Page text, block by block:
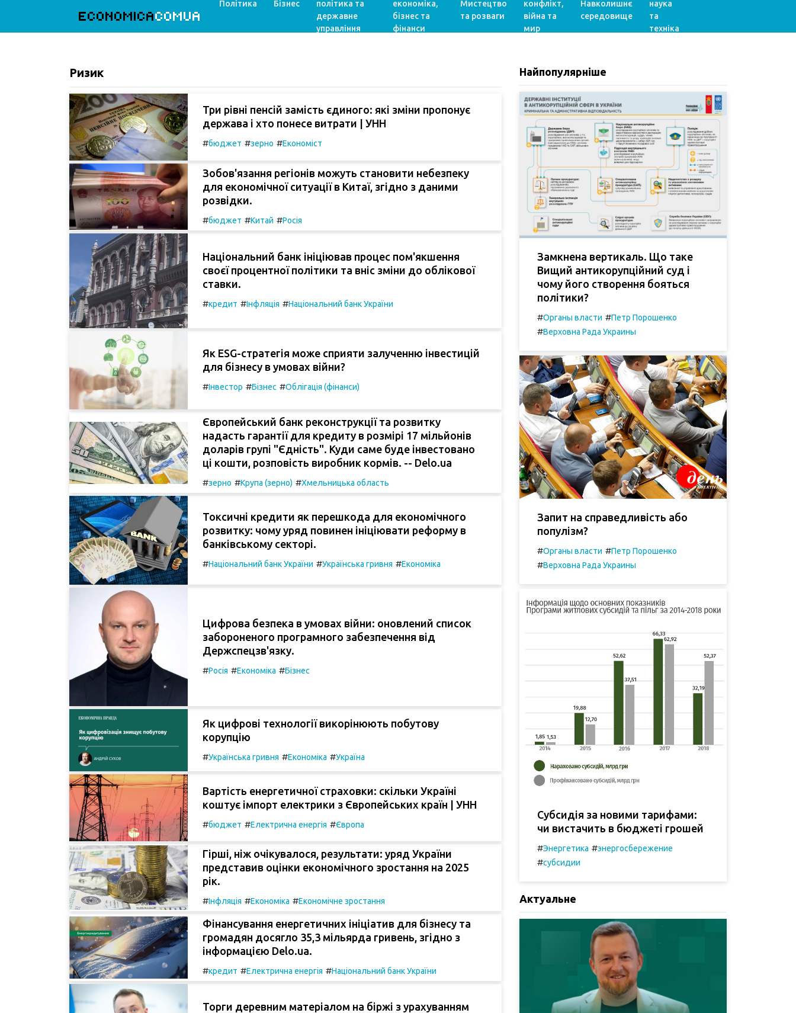
ECONOMICACOMUA
Політика Бізнес
політика та
державне
управління
економіка,
бізнес та
фінанси
Мистецтво
та розваги
конфлікт,
війна та
мир
Навколишнє
середовище
наука
та
техніка
Ризик
Три рівні пенсій замість єдиного: які зміни пропонує
держава і хто понесе витрати | УНН
#бюджет #зерно #Економіст
Зобов'язання регіонів можуть становити небезпеку
для економічної ситуації в Китаї, згідно з даними
розвідки.
#бюджет #Китай #Росія
Національний банк ініціював процес пом'якшення
своєї процентної політики та вніс зміни до облікової
ставки.
#кредит #Інфляція #Національний банк України
Як ESG-стратегія може сприяти залученню інвестицій
для бізнесу в умовах війни?
#Інвестор #Бізнес #Облігація (фінанси)
Європейський банк реконструкції та розвитку
надасть гарантії для кредиту в розмірі 17 мільйонів
доларів групі "Єдність". Куди саме буде інвестовано
ці кошти, розповість виробник кормів. -- Delo.ua
#зерно #Крупа (зерно) #Хмельницька область
Токсичні кредити як перешкода для економічного
розвитку: чому уряд повинен ініціювати реформу в
банківському секторі.
#Національний банк України #Українська гривня #Економіка
Цифрова безпека в умовах війни: оновлений список
забороненого програмного забезпечення від
Держспецзв'язку.
#Росія #Економіка #Бізнес
Як цифрові технології викорінюють побутову
корупцію
#Українська гривня #Економіка #Україна
Вартість енергетичної страховки: скільки Україні
коштує імпорт електрики з Європейських країн | УНН
#бюджет #Електрична енергія #Європа
Гірші, ніж очікувалося, результати: уряд України
представив оцінки економічного зростання на 2025
рік.
#Інфляція #Економіка #Економічне зростання
Фінансування енергетичних ініціатив для бізнесу та
громадян досягло 35,3 мільярда гривень, згідно з
інформацією Delo.ua.
#кредит #Електрична енергія #Національний банк України
Торги деревним матеріалом на біржі з урахуванням
Найпопулярніше
Замкнена вертикаль. Що таке
Вищий антикорупційний суд і
чому його створення бояться
політики?
#Органы власти #Петр Порошенко
#Верховна Рада Украины
Запит на справедливість або
популізм?
#Органы власти #Петр Порошенко
#Верховна Рада Украины
Субсидія за новими тарифами:
чи вистачить в бюджеті грошей
#Энергетика #энергосбережение
#субсидии
Актуальне